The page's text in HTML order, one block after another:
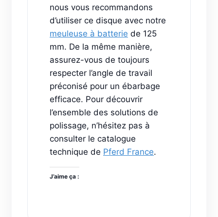
nous vous recommandons
d’utiliser ce disque avec notre
meuleuse à batterie de 125
mm. De la même manière,
assurez-vous de toujours
respecter l’angle de travail
préconisé pour un ébarbage
efficace. Pour découvrir
l’ensemble des solutions de
polissage, n’hésitez pas à
consulter le catalogue
technique de Pferd France.
J’aime ça :